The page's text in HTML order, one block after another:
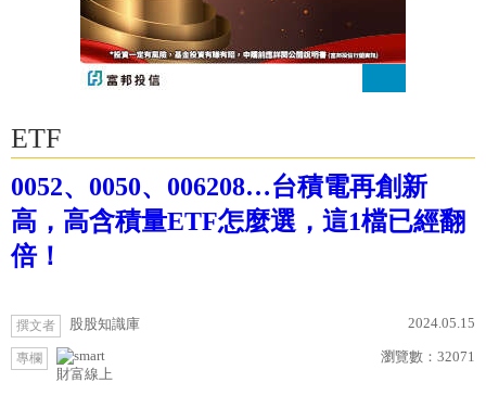
ETF
0052、0050、006208…台積電再創新
高，高含積量ETF怎麼選，這1檔已經翻
倍！
撰文者 股股知識庫 2024.05.15
專欄
財富線上
瀏覽數： 32071